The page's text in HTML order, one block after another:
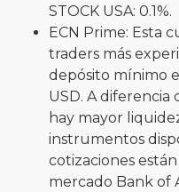
STOCK USA: 0.1%.
ECN Prime: Esta
traders más
depósito mínimo
USD. A diferencia
hay mayor
instrumentos
cotizaciones
mercado Bank of